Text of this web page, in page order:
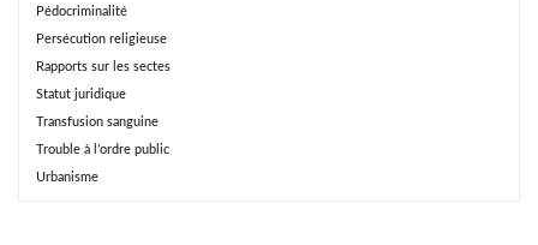
Pédocriminalité
Persécution religieuse
Rapports sur les sectes
Statut juridique
Transfusion sanguine
Trouble à l’ordre public
Urbanisme